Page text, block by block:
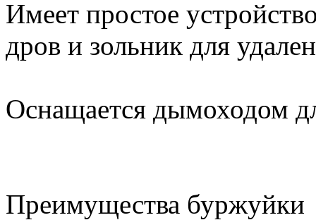
Имеет простое
дров и зольник для
Оснащается дымоходом
Преимущества буржуйки